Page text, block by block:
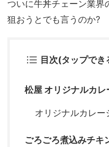
ついに牛丼チェーン業界
狙おうとでも言うのか?
目次(タップでき
松屋 オリジナルカレ
オリジナルカレー
ごろごろ煮込みチキ